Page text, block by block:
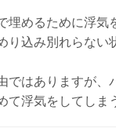
埋めるために浮気
り込み別れらない
ではありますが、
浮気をしてしま